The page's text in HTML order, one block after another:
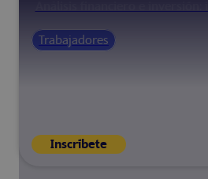
Trabajadores
Inscríbete